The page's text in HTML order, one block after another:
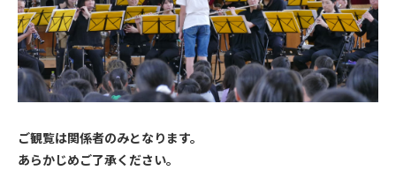
ご観覧は関係者のみとなります。
あらかじめご了承ください。